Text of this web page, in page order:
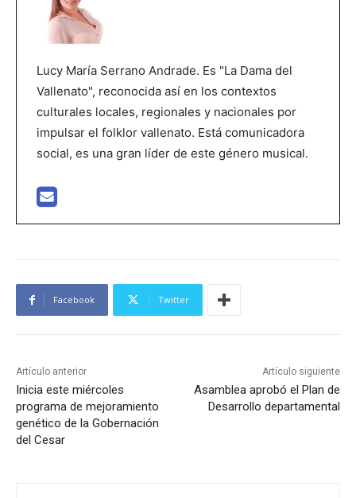
Lucy María Serrano Andrade. Es "La Dama del
Vallenato", reconocida así en los contextos
culturales locales, regionales y nacionales por
impulsar el folklor vallenato. Está comunicadora
social, es una gran líder de este género musical.
Facebook Twitter
Artículo anterior
Inicia este miércoles
programa de mejoramiento
genético de la Gobernación
del Cesar
Artículo siguiente
Asamblea aprobó el Plan de
Desarrollo departamental